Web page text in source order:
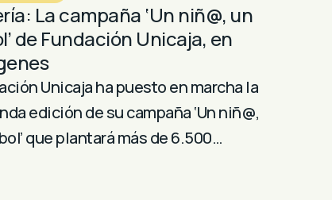
La campaña ‘Un niñ@, un
de Fundación Unicaja, en
Unicaja ha puesto en marcha la
edición de su campaña ‘Un niñ@,
que plantará más de 6.500…